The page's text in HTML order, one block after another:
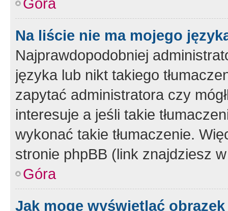
Na liście nie ma mojego
Najprawdopodobniej
języka lub nikt takiego
zapytać administratora czy
interesuje a jeśli takie
wykonać takie tłumaczenie.
stronie phpBB (link znajdziesz
Góra
Jak mogę wyświetlać